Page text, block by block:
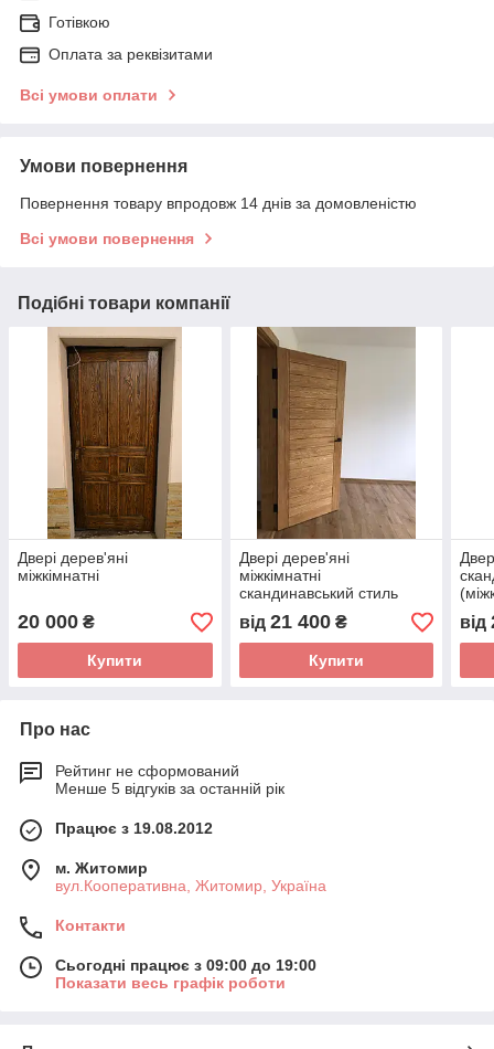
Готівкою
Оплата за реквізитами
Всі умови оплати
Умови повернення
Повернення товару впродовж 14 днів за домовленістю
Всі умови повернення
Подібні товари компанії
Двері дерев'яні
міжкімнатні
20 000 ₴
Купити
Двері дерев'яні
міжкімнатні
скандинавський стиль
від 21 400₴
Купити
від
Про нас
Рейтинг не сформований
Менше 5 відгуків за останній рік
Працює з 19.08.2012
м. Житомир
вул.Кооперативна, Житомир, Україна
Контакти
Сьогодні працює з 09:00 до 19:00
Показати весь графік роботи